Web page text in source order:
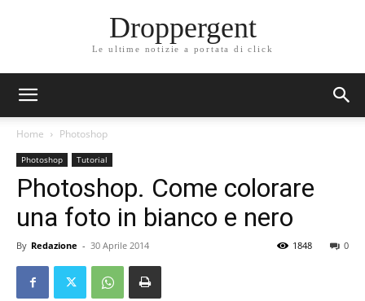
Droppergent
Le ultime notizie a portata di click
Home Photoshop
Photoshop Tutorial
Photoshop. Come colorare
una foto in bianco e nero
By Redazione - 30 Aprile 2014 0
1848